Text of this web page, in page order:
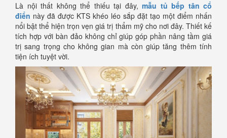
Là nội thất không thể thiếu tại đây, mẫu tủ bếp tân cổ
điển này đã được KTS khéo léo sắp đặt tạo một điểm nhấn
nổi bật thể hiện trọn vẹn giá trị thẩm mỹ cho nơi đây. Thiết kế
tích hợp với bàn đảo không chỉ giúp góp phần nâng tầm giá
trị sang trọng cho không gian mà còn giúp tăng thêm tính
tiện ích tuyệt vời.